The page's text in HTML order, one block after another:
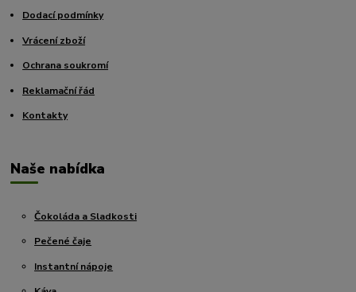
Dodací podmínky
Vrácení zboží
Ochrana soukromí
Reklamační řád
Kontakty
Naše nabídka
Čokoláda a Sladkosti
Pečené čaje
Instantní nápoje